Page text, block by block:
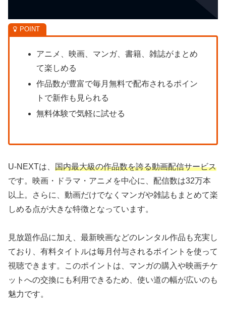
アニメ、映画、マンガ、書籍、雑誌がまとめ
て楽しめる
作品数が豊富で毎月無料で配布されるポイン
トで新作も見られる
無料体験で気軽に試せる
U-NEXTは、 国内最大級の作品数を誇る動画配信サービス
です。映画・ドラマ・アニメを中心に、配信数は32万本
以上。さらに、動画だけでなくマンガや雑誌もまとめて楽
しめる点が大きな特徴となっています。
見放題作品に加え、最新映画などのレンタル作品も充実し
ており、有料タイトルは毎月付与されるポイントを使って
視聴できます。このポイントは、マンガの購入や映画チケ
ットへの交換にも利用できるため、使い道の幅が広いのも
魅力です。